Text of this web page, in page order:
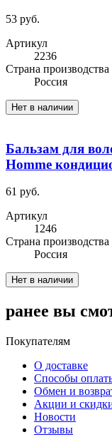
53 руб.
Артикул
2236
Cтрана производства
Россия
Нет в наличии
Бальзам для
Homme
61 руб.
Артикул
1246
Cтрана производства
Россия
Нет в наличии
ранее вы
Покупателям
О доставке
Способы
Обмен и
Акции и
Новости
Отзывы